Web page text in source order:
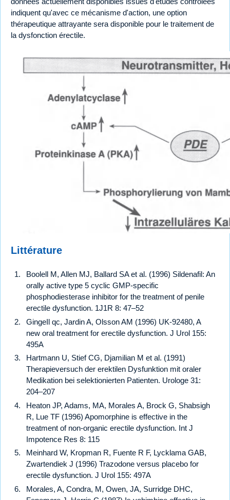
indiquent qu'avec ce mécanisme d'action, une option
thérapeutique attrayante sera disponible pour le traitement de
la dysfonction érectile.
Littérature
Boolell M, Allen MJ, Ballard SA et al. (1996) Sildenafil: An
orally active type 5 cyclic GMP-specific
phosphodiesterase inhibitor for the treatment of penile
erectile dysfunction. 1J1R 8: 47–52
GingeIl qc, Jardin A, Olsson AM (1996) UK-92480, A
new oral treatment for erectile dysfunction. J Urol 155:
495A
Hartmann U, Stief CG, Djamilian M et al. (1991)
Therapieversuch der erektilen Dysfunktion mit oraler
Medikation bei selektionierten Patienten. Urologe 31:
204–207
Heaton JP, Adams, MA, Morales A, Brock G, Shabsigh
R, Lue TF (1996) Apomorphine is effective in the
treatment of non-organic erectile dysfunction. Int J
Impotence Res 8: 115
Meinhard W, Kropman R, Fuente R F, Lycklama GAB,
Zwartendiek J (1996) Trazodone versus placebo for
erectile dysfunction. J Urol 155: 497A
Morales, A, Condra, M, Owen, JA, Surridge DHC,